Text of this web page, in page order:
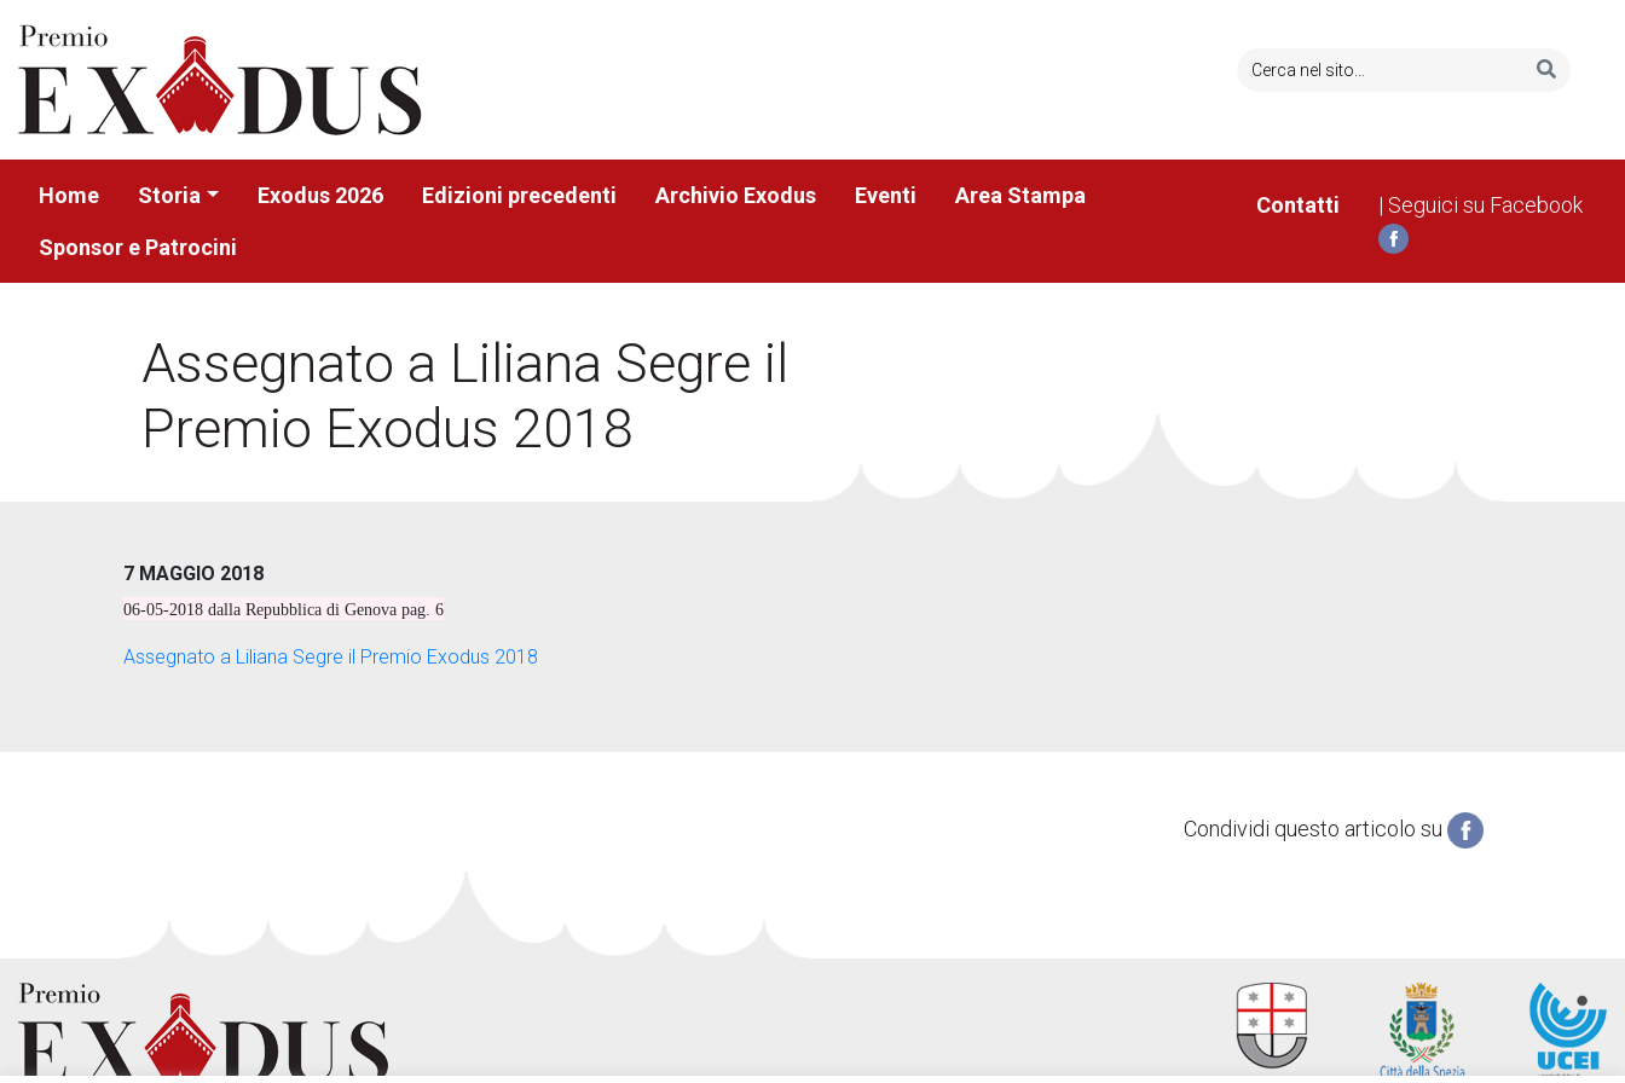
Home Storia Exodus 2026 Edizioni precedenti Archivio Exodus Eventi Area Stampa
Sponsor e Patrocini
Contatti | Seguici su Facebook
Assegnato a Liliana Segre il
Premio Exodus 2018
7 MAGGIO 2018
06-05-2018 dalla Repubblica di Genova pag. 6
Assegnato a Liliana Segre il Premio Exodus 2018
Condividi questo articolo su